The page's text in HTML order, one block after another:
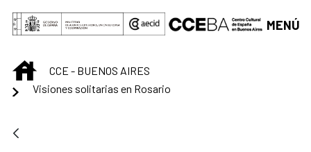
Saltar al contenido principal
MENÚ
INICIOCCE - BUENOS AIRES
Visiones solitarias en Rosario